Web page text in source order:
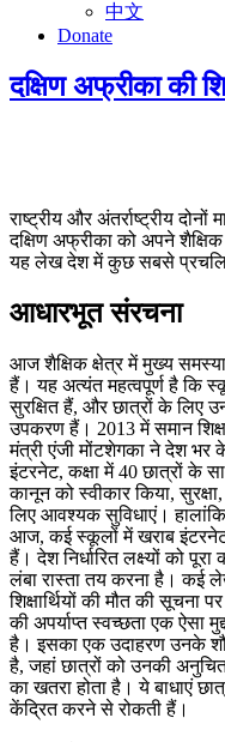
中文
Donate
दक्षिण अफ्रीका की
राष्ट्रीय और अंतर्राष्ट्रीय
दक्षिण अफ्रीका को अपने
यह लेख देश में कुछ सबसे प्रचलित
आधारभूत संरचना
आज शैक्षिक क्षेत्र में मुख्य
हैं। यह अत्यंत महत्वपूर्ण है कि
सुरक्षित हैं, और छात्रों के लिए
उपकरण हैं। 2013 में समान
मंत्री एंजी मोंटशेगका ने देश
इंटरनेट, कक्षा में 40 छात्रों के
कानून को स्वीकार किया,
लिए आवश्यक सुविधाएं। हालांकि,
आज, कई स्कूलों में खराब
हैं। देश निर्धारित लक्ष्यों को
लंबा रास्ता तय करना है। कई
शिक्षार्थियों की मौत की
की अपर्याप्त स्वच्छता एक ऐसा
है। इसका एक उदाहरण उनके
है, जहां छात्रों को उनकी
का खतरा होता है। ये बाधाएं
केंद्रित करने से रोकती हैं।